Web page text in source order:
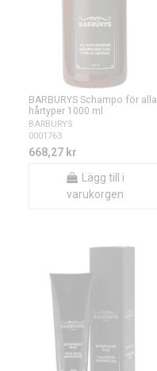
BARBURYS Schampo för alla
hårtyper 1000 ml
BARBURYS
0001763
668,27 kr
Lägg till i
varukorgen